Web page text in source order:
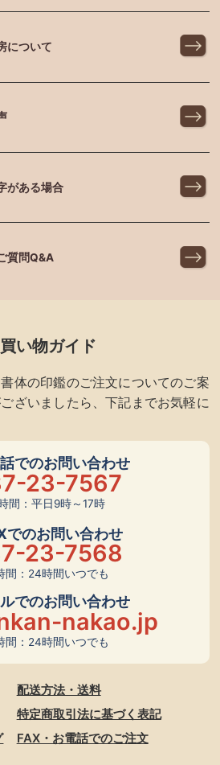
について
がある場合
質問Q&A
い物ガイド
体の印鑑のご注文についてのご案
ざいましたら、下記までお気軽に
でのお問い合わせ
23-7567
間：平日9時～17時
でのお問い合わせ
23-7568
間：24時間いつでも
でのお問い合わせ
nakao.jp
間：24時間いつでも
配送方法・送料
特定商取引法に基づく表記
FAX・お電話でのご注文